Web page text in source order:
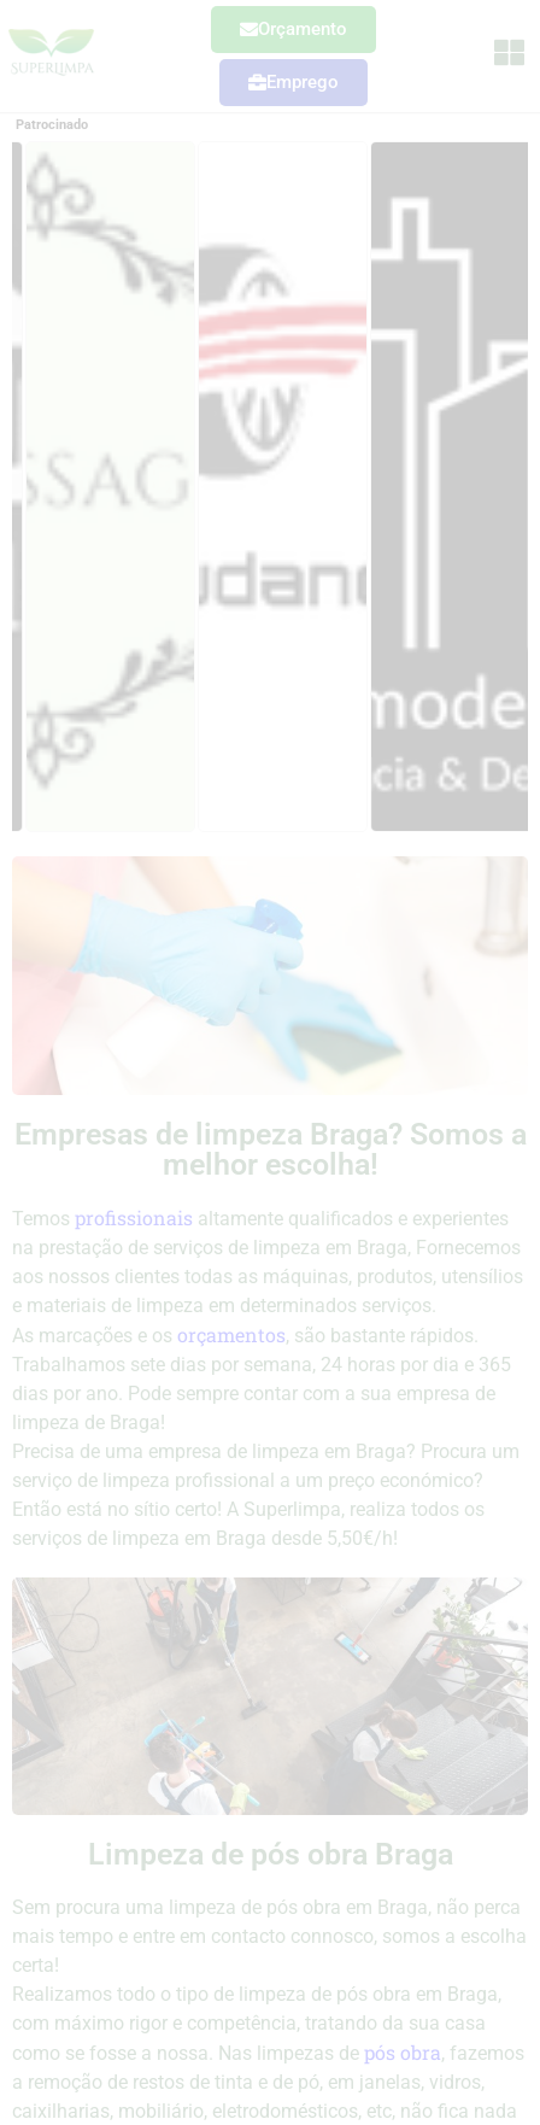
Orçamento
Emprego
Patrocinado
Empresas de limpeza Braga? Somos a
melhor escolha!
Temos profissionais altamente qualificados e experientes
na prestação de serviços de limpeza em Braga, Fornecemos
aos nossos clientes todas as máquinas, produtos, utensílios
e materiais de limpeza em determinados serviços.
As marcações e os orçamentos, são bastante rápidos.
Trabalhamos sete dias por semana, 24 horas por dia e 365
dias por ano. Pode sempre contar com a sua empresa de
limpeza de Braga!
Precisa de uma empresa de limpeza em Braga? Procura um
serviço de limpeza profissional a um preço económico?
Então está no sítio certo! A Superlimpa, realiza todos os
serviços de limpeza em Braga desde 5,50€/h!
Limpeza de pós obra Braga
Sem procura uma limpeza de pós obra em Braga, não perca
mais tempo e entre em contacto connosco, somos a escolha
certa!
Realizamos todo o tipo de limpeza de pós obra em Braga,
com máximo rigor e competência, tratando da sua casa
como se fosse a nossa. Nas limpezas de pós obra, fazemos
a remoção de restos de tinta e de pó, em janelas, vidros,
caixilharias, mobiliário, eletrodomésticos, etc, não fica nada